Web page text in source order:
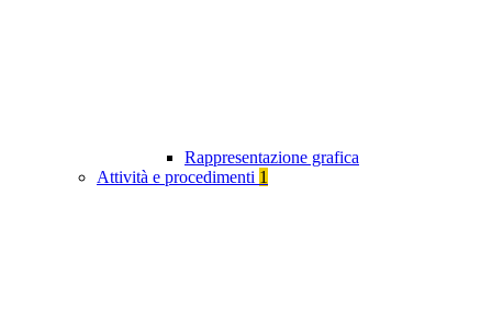
Rappresentazione grafica
Attività e procedimenti 1